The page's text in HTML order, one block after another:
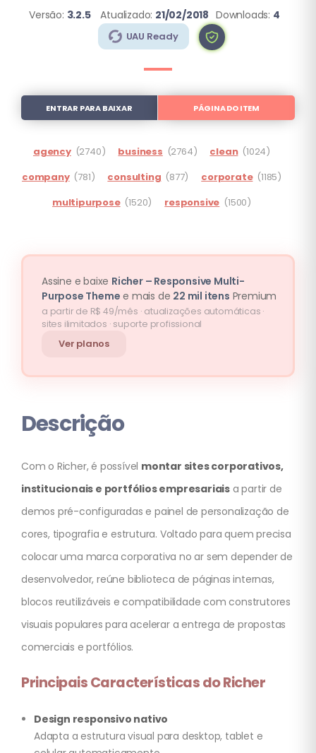
Versão: 3.2.5 Atualizado: 21/02/2018 Downloads: 4
UAU Ready
ENTRAR PARA BAIXAR PÁGINA DO ITEM
agency (2740) business (2764) clean (1024)
company (781) consulting (877) corporate (1185)
multipurpose (1520) responsive (1500)
Assine e baixe Richer – Responsive Multi-
Purpose Theme e mais de 22 mil itens Premium
a partir de R$ 49/mês · atualizações automáticas ·
sites ilimitados · suporte profissional
Ver planos
Descrição
Com o Richer, é possível montar sites corporativos,
institucionais e portfólios empresariais a partir de
demos pré-configuradas e painel de personalização de
cores, tipografia e estrutura. Voltado para quem precisa
colocar uma marca corporativa no ar sem depender de
desenvolvedor, reúne biblioteca de páginas internas,
blocos reutilizáveis e compatibilidade com construtores
visuais populares para acelerar a entrega de propostas
comerciais e portfólios.
Principais Características do Richer
Design responsivo nativo
Adapta a estrutura visual para desktop, tablet e